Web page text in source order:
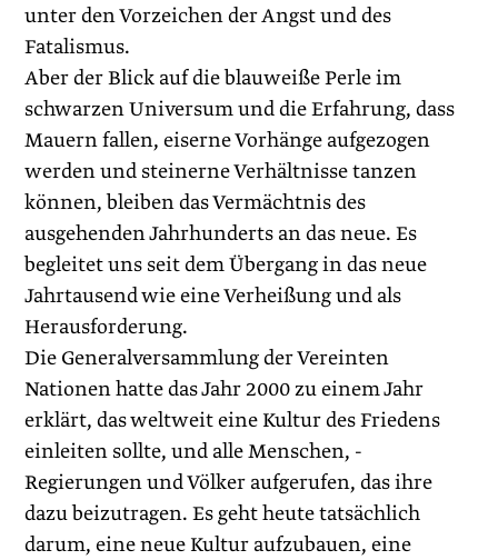
unter den Vorzeichen der Angst und des
Fatalismus.
Aber der Blick auf die blauweiße Perle im
schwarzen Universum und die Erfahrung, dass
Mauern fallen, eiserne Vorhänge aufgezogen
werden und steinerne Verhältnisse tanzen
können, bleiben das Vermächtnis des
ausgehenden Jahrhunderts an das neue. Es
begleitet uns seit dem Übergang in das neue
Jahrtausend wie eine Verheißung und als
Herausforderung.
Die Generalversammlung der Vereinten
Nationen hatte das Jahr 2000 zu einem Jahr
erklärt, das weltweit eine Kultur des Friedens
einleiten sollte, und alle Menschen, ­
Regierungen und Völker aufgerufen, das ihre
dazu beizutragen. Es geht heute tatsächlich
darum, eine neue Kultur aufzubauen, eine